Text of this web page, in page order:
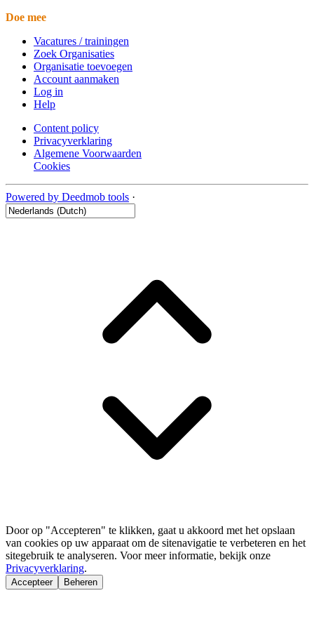
Doe mee
Vacatures / trainingen
Zoek Organisaties
Organisatie toevoegen
Account aanmaken
Log in
Help
Content policy
Privacyverklaring
Algemene Voorwaarden
Cookies
Powered by Deedmob tools ·
Door op "Accepteren" te klikken, gaat u akkoord met het opslaan
van cookies op uw apparaat om de sitenavigatie te verbeteren en het
sitegebruik te analyseren. Voor meer informatie, bekijk onze
Privacyverklaring.
Accepteer Beheren